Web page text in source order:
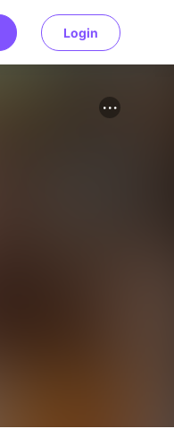
Login